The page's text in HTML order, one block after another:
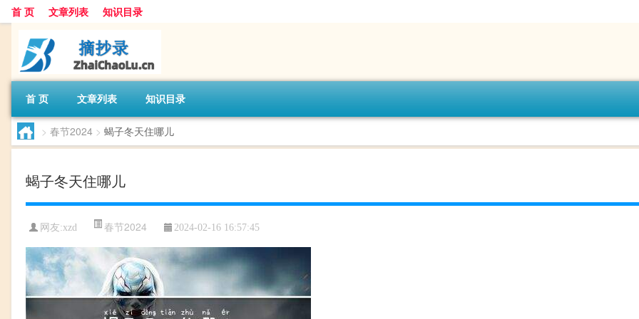
首 页 文章列表 知识目录
首 页 文章列表 知识目录
> 春节2024 > 蝎子冬天住哪儿
蝎子冬天住哪儿
网友:xzd 春节2024 2024-02-16 16:57:45